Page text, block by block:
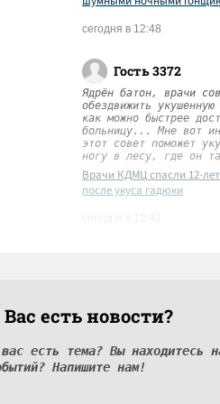
сегодня в 12:48
Гость 3372
Ядрён батон, врачи
обездвижить
как можно быстрее
больницу... Мне вот
этот совет поможет
ногу в лесу, где он
Врачи КДМЦ спасли 12-
после укуса гадюки
есть новости?
есть тема? Вы находитесь
Напишите нам!